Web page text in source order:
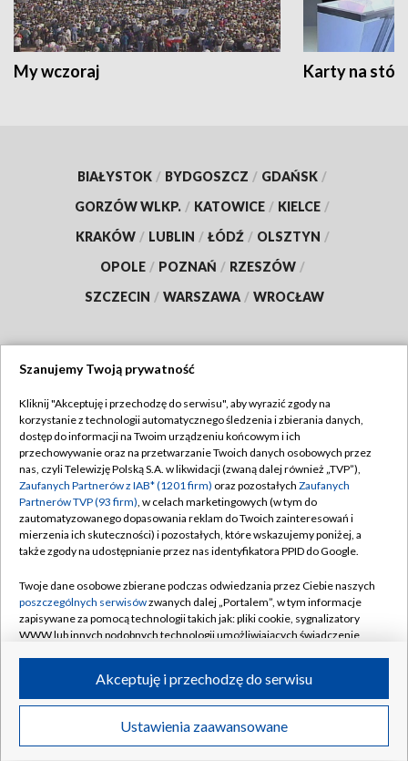
My wczoraj Karty na
BIAŁYSTOK / BYDGOSZCZ / GDAŃSK /
GORZÓW WLKP. / KATOWICE / KIELCE /
KRAKÓW / LUBLIN / ŁÓDŹ / OLSZTYN /
OPOLE / POZNAŃ / RZESZÓW /
SZCZECIN / WARSZAWA / WROCŁAW
TVP
Abonament TVP
Emisja w TVP
Centrum informacji TVP
Naziemna Telewizja Cyfrowa
Rada Programowa
System NOS
Informacje o nadawcy
Program dla prasy
Ogłoszenie przetargowe
Regulamin TVP
Polityka prywatności
Moje zgody
Pomoc
Kontakt
Kanały
©2026 Telewizja Polska S.A. w likwidacji
Szanujemy Twoją prywatność
Kliknij "Akceptuję i przechodzę do serwisu", aby wyrazić zgody na
korzystanie z technologii automatycznego śledzenia i zbierania danych,
dostęp do informacji na Twoim urządzeniu końcowym i ich
przechowywanie oraz na przetwarzanie Twoich danych osobowych przez
nas, czyli Telewizję Polską S.A. w likwidacji (zwaną dalej również „TVP”),
Zaufanych Partnerów z IAB* (1201 firm) oraz pozostałych Zaufanych
Partnerów TVP (93 firm), w celach marketingowych (w tym do
zautomatyzowanego dopasowania reklam do Twoich zainteresowań i
mierzenia ich skuteczności) i pozostałych, które wskazujemy poniżej, a
także zgody na udostępnianie przez nas identyfikatora PPID do Google.
Twoje dane osobowe zbierane podczas odwiedzania przez Ciebie naszych
poszczególnych serwisówzwanych dalej „Portalem”, w tym informacje
zapisywane za pomocą technologii takich jak: pliki cookie, sygnalizatory
WWW lub innych podobnych technologii umożliwiających świadczenie
ruchu w Internecie.
Twoje dane osobowe zbierane podczas odwiedzania przez Ciebie
poszczególnych serwisówna Portalu, takie jak adresy IP, identyfikatory
Ustawienia zaawansowane
Akceptuję i przechodzę do serwisu